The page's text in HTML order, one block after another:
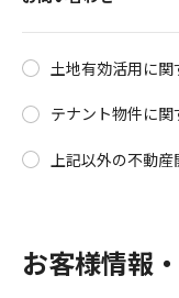
土地有効活用に関
テナント物件に関
上記以外の不動
お客様情報